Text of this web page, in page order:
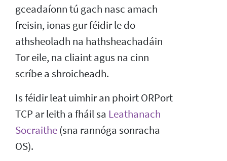
gceadaíonn tú gach nasc amach
freisin, ionas gur féidir le do
athsheoladh na hathsheachadáin
Tor eile, na cliaint agus na cinn
scríbe a shroicheadh.
Is féidir leat uimhir an phoirt ORPort
TCP ar leith a fháil sa Leathanach
Socraithe(sna rannóga sonracha
OS).